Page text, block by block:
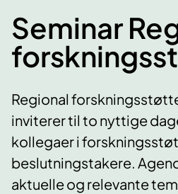
Seminar
Regional
inviterer til to nyttige
kollegaer i
beslutningstakere.
aktuelle og relevante